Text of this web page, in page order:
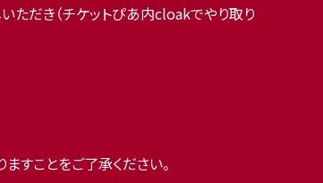
だき（チケットぴあ内cloakでやり取り
すことをご了承ください。